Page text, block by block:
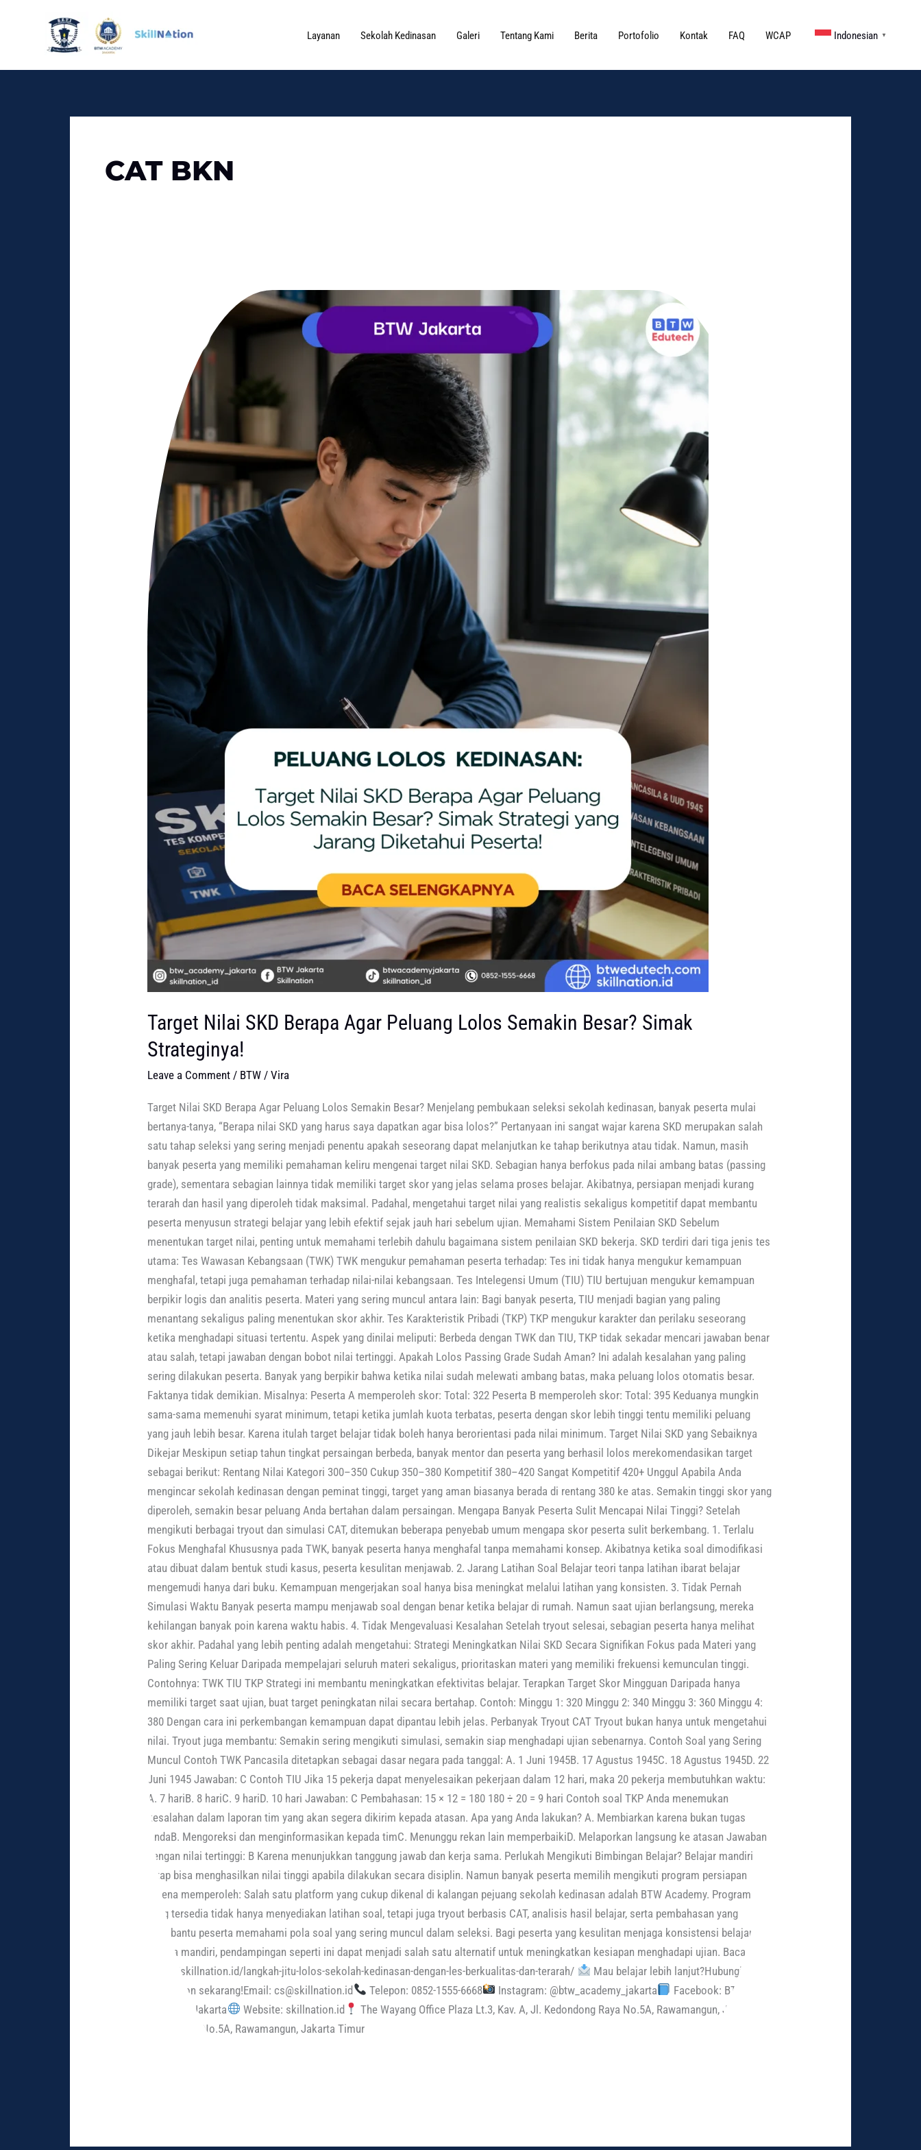
Layanan Sekolah Kedinasan Galeri Tentang Kami Berita Portofolio Kontak FAQ WCAP Indonesian ▼
CAT BKN
Target Nilai SKD Berapa Agar Peluang Lolos Semakin Besar? Simak
Strateginya!
Leave a Comment / BTW /Vira
Target Nilai SKD Berapa Agar Peluang Lolos Semakin Besar? Menjelang pembukaan seleksi sekolah kedinasan, banyak peserta mulai
bertanya-tanya, “Berapa nilai SKD yang harus saya dapatkan agar bisa lolos?” Pertanyaan ini sangat wajar karena SKD merupakan salah
satu tahap seleksi yang sering menjadi penentu apakah seseorang dapat melanjutkan ke tahap berikutnya atau tidak. Namun, masih
banyak peserta yang memiliki pemahaman keliru mengenai target nilai SKD. Sebagian hanya berfokus pada nilai ambang batas (passing
grade), sementara sebagian lainnya tidak memiliki target skor yang jelas selama proses belajar. Akibatnya, persiapan menjadi kurang
terarah dan hasil yang diperoleh tidak maksimal. Padahal, mengetahui target nilai yang realistis sekaligus kompetitif dapat membantu
peserta menyusun strategi belajar yang lebih efektif sejak jauh hari sebelum ujian. Memahami Sistem Penilaian SKD Sebelum
menentukan target nilai, penting untuk memahami terlebih dahulu bagaimana sistem penilaian SKD bekerja. SKD terdiri dari tiga jenis tes
utama: Tes Wawasan Kebangsaan (TWK) TWK mengukur pemahaman peserta terhadap: Tes ini tidak hanya mengukur kemampuan
menghafal, tetapi juga pemahaman terhadap nilai-nilai kebangsaan. Tes Intelegensi Umum (TIU) TIU bertujuan mengukur kemampuan
berpikir logis dan analitis peserta. Materi yang sering muncul antara lain: Bagi banyak peserta, TIU menjadi bagian yang paling
menantang sekaligus paling menentukan skor akhir. Tes Karakteristik Pribadi (TKP) TKP mengukur karakter dan perilaku seseorang
ketika menghadapi situasi tertentu. Aspek yang dinilai meliputi: Berbeda dengan TWK dan TIU, TKP tidak sekadar mencari jawaban benar
atau salah, tetapi jawaban dengan bobot nilai tertinggi. Apakah Lolos Passing Grade Sudah Aman? Ini adalah kesalahan yang paling
sering dilakukan peserta. Banyak yang berpikir bahwa ketika nilai sudah melewati ambang batas, maka peluang lolos otomatis besar.
Faktanya tidak demikian. Misalnya: Peserta A memperoleh skor: Total: 322 Peserta B memperoleh skor: Total: 395 Keduanya mungkin
sama-sama memenuhi syarat minimum, tetapi ketika jumlah kuota terbatas, peserta dengan skor lebih tinggi tentu memiliki peluang
yang jauh lebih besar. Karena itulah target belajar tidak boleh hanya berorientasi pada nilai minimum. Target Nilai SKD yang Sebaiknya
Dikejar Meskipun setiap tahun tingkat persaingan berbeda, banyak mentor dan peserta yang berhasil lolos merekomendasikan target
sebagai berikut: Rentang Nilai Kategori 300–350 Cukup 350–380 Kompetitif 380–420 Sangat Kompetitif 420+ Unggul Apabila Anda
mengincar sekolah kedinasan dengan peminat tinggi, target yang aman biasanya berada di rentang 380 ke atas. Semakin tinggi skor yang
diperoleh, semakin besar peluang Anda bertahan dalam persaingan. Mengapa Banyak Peserta Sulit Mencapai Nilai Tinggi? Setelah
mengikuti berbagai tryout dan simulasi CAT, ditemukan beberapa penyebab umum mengapa skor peserta sulit berkembang. 1. Terlalu
Fokus Menghafal Khususnya pada TWK, banyak peserta hanya menghafal tanpa memahami konsep. Akibatnya ketika soal dimodifikasi
atau dibuat dalam bentuk studi kasus, peserta kesulitan menjawab. 2. Jarang Latihan Soal Belajar teori tanpa latihan ibarat belajar
mengemudi hanya dari buku. Kemampuan mengerjakan soal hanya bisa meningkat melalui latihan yang konsisten. 3. Tidak Pernah
Simulasi Waktu Banyak peserta mampu menjawab soal dengan benar ketika belajar di rumah. Namun saat ujian berlangsung, mereka
kehilangan banyak poin karena waktu habis. 4. Tidak Mengevaluasi Kesalahan Setelah tryout selesai, sebagian peserta hanya melihat
skor akhir. Padahal yang lebih penting adalah mengetahui: Strategi Meningkatkan Nilai SKD Secara Signifikan Fokus pada Materi yang
Paling Sering Keluar Daripada mempelajari seluruh materi sekaligus, prioritaskan materi yang memiliki frekuensi kemunculan tinggi.
Contohnya: TWK TIU TKP Strategi ini membantu meningkatkan efektivitas belajar. Terapkan Target Skor Mingguan Daripada hanya
memiliki target saat ujian, buat target peningkatan nilai secara bertahap. Contoh: Minggu 1: 320 Minggu 2: 340 Minggu 3: 360 Minggu 4:
380 Dengan cara ini perkembangan kemampuan dapat dipantau lebih jelas. Perbanyak Tryout CAT Tryout bukan hanya untuk mengetahui
nilai. Tryout juga membantu: Semakin sering mengikuti simulasi, semakin siap menghadapi ujian sebenarnya. Contoh Soal yang Sering
Muncul Contoh TWK Pancasila ditetapkan sebagai dasar negara pada tanggal: A. 1 Juni 1945B. 17 Agustus 1945C. 18 Agustus 1945D. 22
Juni 1945 Jawaban: C Contoh TIU Jika 15 pekerja dapat menyelesaikan pekerjaan dalam 12 hari, maka 20 pekerja membutuhkan waktu:
A. 7 hariB. 8 hariC. 9 hariD. 10 hari Jawaban: C Pembahasan: 15 × 12 = 180 180 ÷ 20 = 9 hari Contoh soal TKP Anda menemukan
kesalahan dalam laporan tim yang akan segera dikirim kepada atasan. Apa yang Anda lakukan? A. Membiarkan karena bukan tugas
AndaB. Mengoreksi dan menginformasikan kepada timC. Menunggu rekan lain memperbaikiD. Melaporkan langsung ke atasan Jawaban
dengan nilai tertinggi: B Karena menunjukkan tanggung jawab dan kerja sama. Perlukah Mengikuti Bimbingan Belajar? Belajar mandiri
tetap bisa menghasilkan nilai tinggi apabila dilakukan secara disiplin. Namun banyak peserta memilih mengikuti program persiapan
karena memperoleh: Salah satu platform yang cukup dikenal di kalangan pejuang sekolah kedinasan adalah BTW Academy. Program
yang tersedia tidak hanya menyediakan latihan soal, tetapi juga tryout berbasis CAT, analisis hasil belajar, serta pembahasan yang
membantu peserta memahami pola soal yang sering muncul dalam seleksi. Bagi peserta yang kesulitan menjaga konsistensi belajar
secara mandiri, pendampingan seperti ini dapat menjadi salah satu alternatif untuk meningkatkan kesiapan menghadapi ujian. Baca Juga
https://skillnation.id/langkah-jitu-lolos-sekolah-kedinasan-dengan-les-berkualitas-dan-terarah/
Mau belajar lebih lanjut?Hubungi
Skillnation sekarang!Email: cs@skillnation.id
Telepon: 0852-1555-6668 Instagram: @btw_academy_jakarta
Facebook: BTW
Academy Jakarta
Website: skillnation.id
The Wayang Office Plaza Lt.3, Kav. A, Jl. Kedondong Raya No.5A, Rawamangun, Jakarta
Timur Raya No.5A, Rawamangun, Jakarta Timur
Peluang
Semakin
Besar?
Simak
Strateginya!